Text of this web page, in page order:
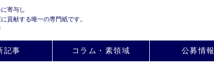
寄与し
貢献する唯一の専門紙です。
記事 コラム・素領域 公募情報